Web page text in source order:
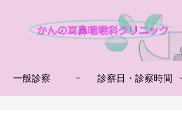
一般診察 診察日・診察時間